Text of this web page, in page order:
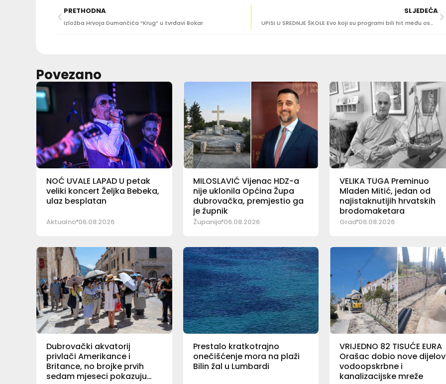
PRETHODNA
Izložba Hrvoja Dumančića “Krug” u tvrđavi Bokar
SLJEDEĆA
UPISI U SREDNJE ŠKOLE Evo koji su programi bili hit među osmašima u našoj županiji
Povezano
NOĆ UVALE LAPAD U petak
veliki koncert Željka Bebeka,
ulaz besplatan
Aktualno 06.08.2026
MILOSLAVIĆ Vijenac HDZ-a
nije uklonila Općina Župa
dubrovačka, premjestio ga
je župnik
Županija 06.08.2026
VELIKA TUGA Preminuo
Mladen Mitić, jedan od
najistaknutijih hrvatskih
brodomaketara
Grad 06.08.2026
Dubrovački akvatorij
privlači Amerikance i
Britance, no brojke prvih
sedam mjeseci pokazuju
Prestalo kratkotrajno
onečišćenje mora na plaži
Bilin žal u Lumbardi
VRIJEDNO 82 TISUĆE EURA
Orašac dobio nove
vodoopskrbne i
kanalizacijske mreže